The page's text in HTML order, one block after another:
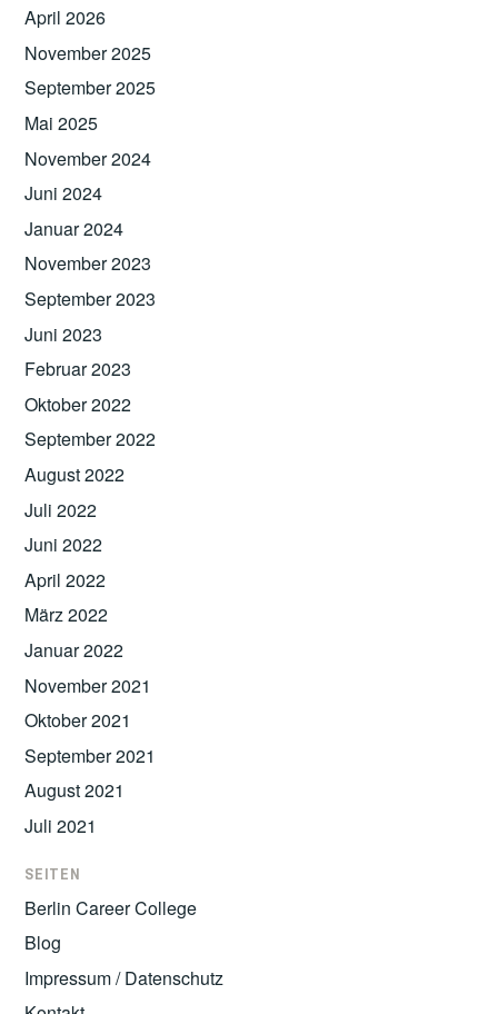
April 2026
November 2025
September 2025
Mai 2025
November 2024
Juni 2024
Januar 2024
November 2023
September 2023
Juni 2023
Februar 2023
Oktober 2022
September 2022
August 2022
Juli 2022
Juni 2022
April 2022
März 2022
Januar 2022
November 2021
Oktober 2021
September 2021
August 2021
Juli 2021
SEITEN
Berlin Career College
Blog
Impressum / Datenschutz